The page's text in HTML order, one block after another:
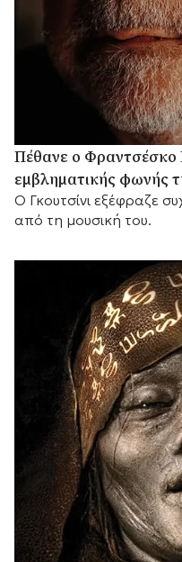
Πέθανε ο Φραντσέσκο
εμβληματικής φωνής
Ο Γκουτσίνι εξέφραζε
από τη μουσική του.